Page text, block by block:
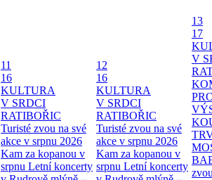
11
16
KULTURA
V SRDCI
RATIBOŘIC
Turisté zvou na své
akce v srpnu 2026
Kam za kopanou v
srpnu Letní koncerty
12
16
KULTURA
V SRDCI
RATIBOŘIC
Turisté zvou na své
akce v srpnu 2026
Kam za kopanou v
srpnu Letní koncerty
13
17
V